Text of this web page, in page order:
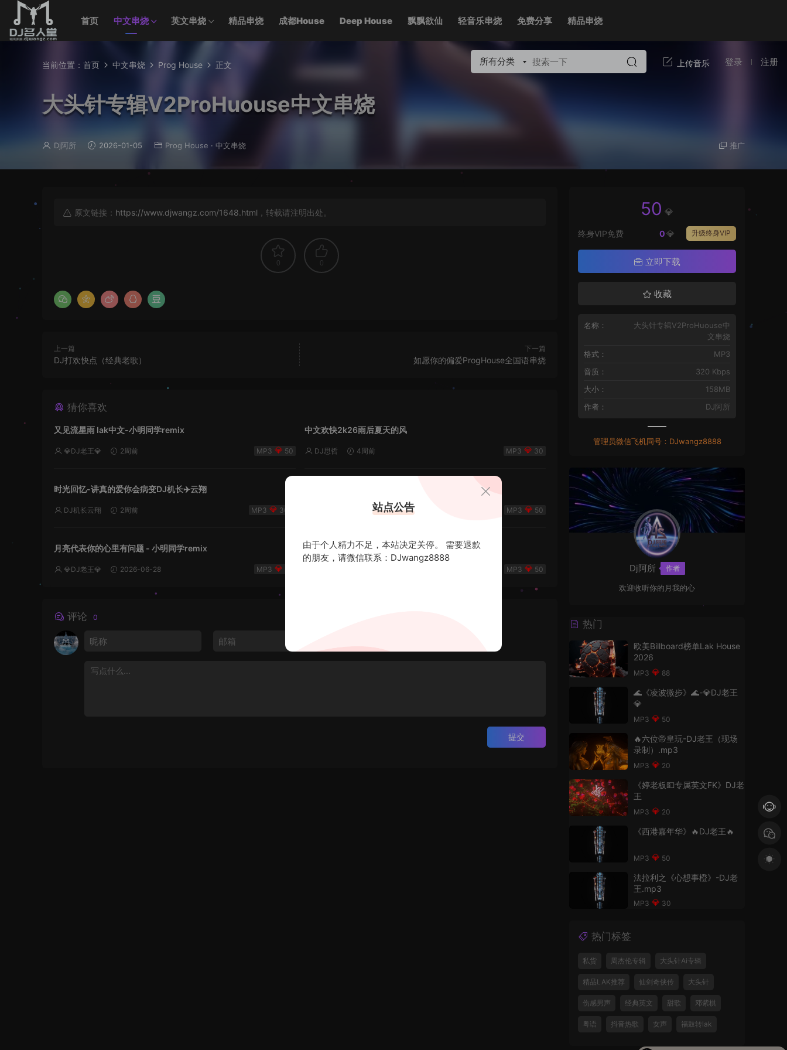
首页 中文串烧 英文串烧 精品串烧 成都House Deep House 飘飘欲仙 轻音乐串烧 免费分享 精品串烧
所有分类 登录 注册
当前位置： 首页 中文串烧 Prog House 正文
大头针专辑V2ProHuouse中文串烧
Dj阿所 2026-01-05 Prog House · 中文串烧 推广
原文链接： https://www.djwangz.com/1648.html ，转载请注明出处。
0 0
上一篇
DJ打欢快点（经典老歌）
下一篇
如愿你的偏爱ProgHouse全国语串烧
猜你喜欢
又见流星雨 lak中文-小明同学remix
💎DJ老王💎 2周前 50
中文欢快2k26雨后夏天的风
DJ思哲 4周前 30
时光回忆-讲真的爱你会病变DJ机长✈️云翔
DJ机长云翔 2周前 300 2026-06-19 50
月亮代表你的心里有问题 - 小明同学remix
💎DJ老王💎 2026-06-28
《岁月如歌》💎DJ老王💎怀旧Q鼓中文
50
评论 0
提交
50 💎
终身VIP免费 升级终身VIP
0💎
立即下载
收藏
名称：
大头针专辑V2ProHuouse中
文串烧
格式：
MP3
音质：
320 Kbps
大小：
158MB
作者：
DJ阿所
管理员微信飞机同号：DJwangz8888
Dj阿所 作者
欢迎收听你的月我的心
热门
欧美Billboard榜单Lak House
2026
88
🌊《凌波微步》🌊-💎DJ老王
💎
50
🔥六位帝皇玩-DJ老王（现场
录制）.mp3
20
《婷老板💵专属英文FK》DJ老
王
20
《西港嘉年华》🔥DJ老王🔥
50
法拉利之《心想事橙》-DJ老
王.mp3
30
热门标签
私货 周杰伦专辑 大头针Ai专辑
精品LAK推荐 仙剑奇侠传 大头针
伤感男声 经典英文 甜歌 邓紫棋
粤语 抖音热歌 女声 福鼓转lak
站点公告
由于个人精力不足，本站决定关停。 需要退款
的朋友，请微信联系：DJwangz8888